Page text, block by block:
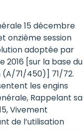
15 décembre
onzième session
adoptée par
2016 [sur la base du
71/450)] 71/72.
les engins
Rappelant sa
Vivement
de l’utilisation